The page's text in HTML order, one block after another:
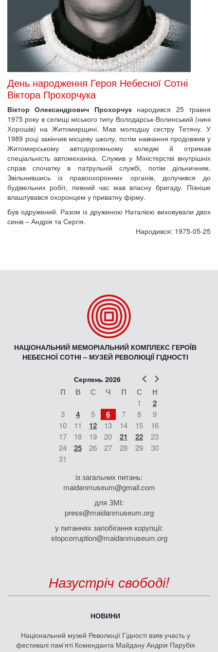
День народження Героя Небесної Сотні
Віктора Прохорчука
Віктор Олександрович Прохорчук народився 25 травня
1975 року в селищі міського типу Володарськ-Волинський (нині
Хорошів) на Житомирщині. Мав молодшу сестру Тетяну. У
1989 році закінчив місцеву школу, потім навчання продовжив у
Житомирському автодорожньому коледжі й отримав
спеціальність автомеханіка. Служив у Міністерстві внутрішніх
справ спочатку в патрульній службі, потім дільничним.
Звільнившись із правоохоронних органів, долучився до
будівельних робіт, певний час мав власну бригаду. Пізніше
влаштувався охоронцем у приватну фірму.
Був одружений. Разом із дружиною Наталією виховували двох
синів – Андрія та Сергія.
Народився: 1975-05-25
НАЦІОНАЛЬНИЙ МЕМОРІАЛЬНИЙ КОМПЛЕКС ГЕРОЇВ
НЕБЕСНОЇ СОТНІ – МУЗЕЙ РЕВОЛЮЦІЇ ГІДНОСТІ
Попер
Серпень 2026
П В С Ч П С Н
1 2
3 4 5 6 7 8
9
10
11 12 13 14 15
16
17
18 19 20 21 22
23
24
25 26 27 28 29
30
31
із загальних питань:
maidanmuseum@gmail.com
для ЗМІ:
press@maidanmuseum.org
у питаннях запобігання корупції:
stopcorruption@maidanmuseum.org
Назустріч свободі!
НОВИНИ
Національний музей Революції Гідності взяв участь у
фестивалі пам'яті Коменданта Майдану Андрія Парубія